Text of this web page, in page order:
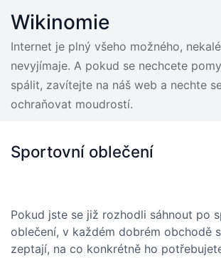
content
Wikinomie
Internet je plný všeho možného,
nevyjímaje. A pokud se nechcete
spálit, zavítejte na náš web a nechte
ochraňovat moudrostí.
Sportovní oblečení
Pokud jste se již rozhodli sáhnout po
oblečení, v každém dobrém obchodě
zeptají, na co konkrétně ho